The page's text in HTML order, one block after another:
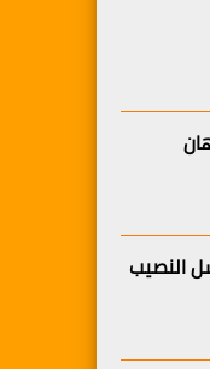
النصيب